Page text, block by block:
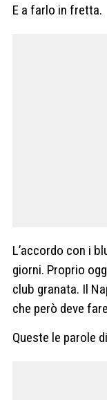
E a farlo in fretta.
L’accordo con i
giorni. Proprio
club granata. Il
che però deve
Queste le parole